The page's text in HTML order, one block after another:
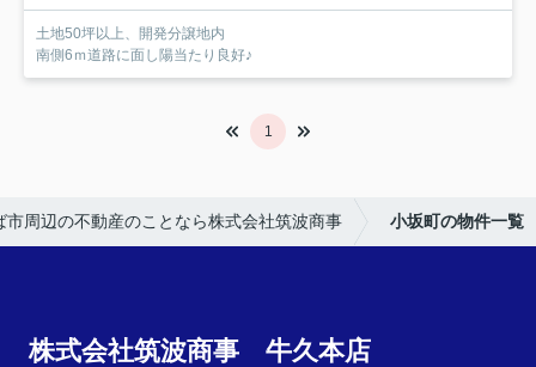
土地50坪以上、開発分譲地内
南側6ｍ道路に面し陽当たり良好♪
1
市周辺の不動産のことなら株式会社筑波商事 小坂町の物件一覧
株式会社筑波商事 牛久本店